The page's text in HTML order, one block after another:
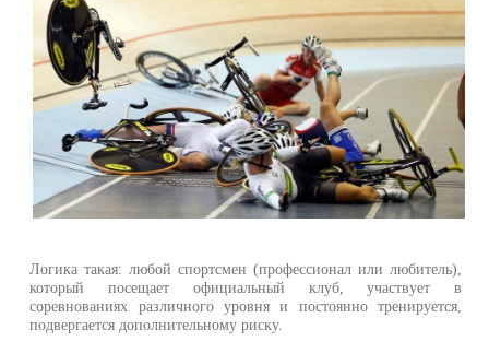
Логика такая: любой спортсмен (профессионал или любитель),
который посещает официальный клуб, участвует в
соревнованиях различного уровня и постоянно тренируется,
подвергается дополнительному риску.